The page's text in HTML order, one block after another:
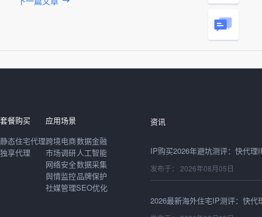
套餐购买
静态住宅代理
独享代理
应用场景
跨境电商
市场调研
网络安全
舆情监控
社媒管理
数据金融
人工智能
数据采集
品牌保护
SEO优化
资讯
发布于： 2026年08月06日
发布于： 2026年08月05日